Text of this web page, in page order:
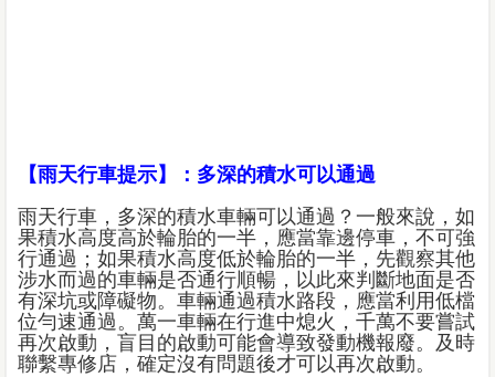
【雨天行車提示】：多深的積水可以通過
雨天行車，多深的積水車輛可以通過？一般來說，如
果積水高度高於輪胎的一半，應當靠邊停車，不可強
行通過；如果積水高度低於輪胎的一半，先觀察其他
涉水而過的車輛是否通行順暢，以此來判斷地面是否
有深坑或障礙物。車輛通過積水路段，應當利用低檔
位勻速通過。萬一車輛在行進中熄火，千萬不要嘗試
再次啟動，盲目的啟動可能會導致發動機報廢。及時
聯繫專修店，確定沒有問題後才可以再次啟動。